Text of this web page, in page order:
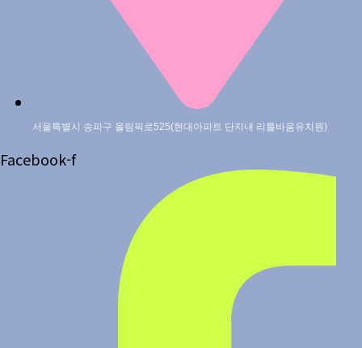
서울특별시 송파구 올림픽로525(현대아파트 단지내 리틀바움유치원)
Facebook-f